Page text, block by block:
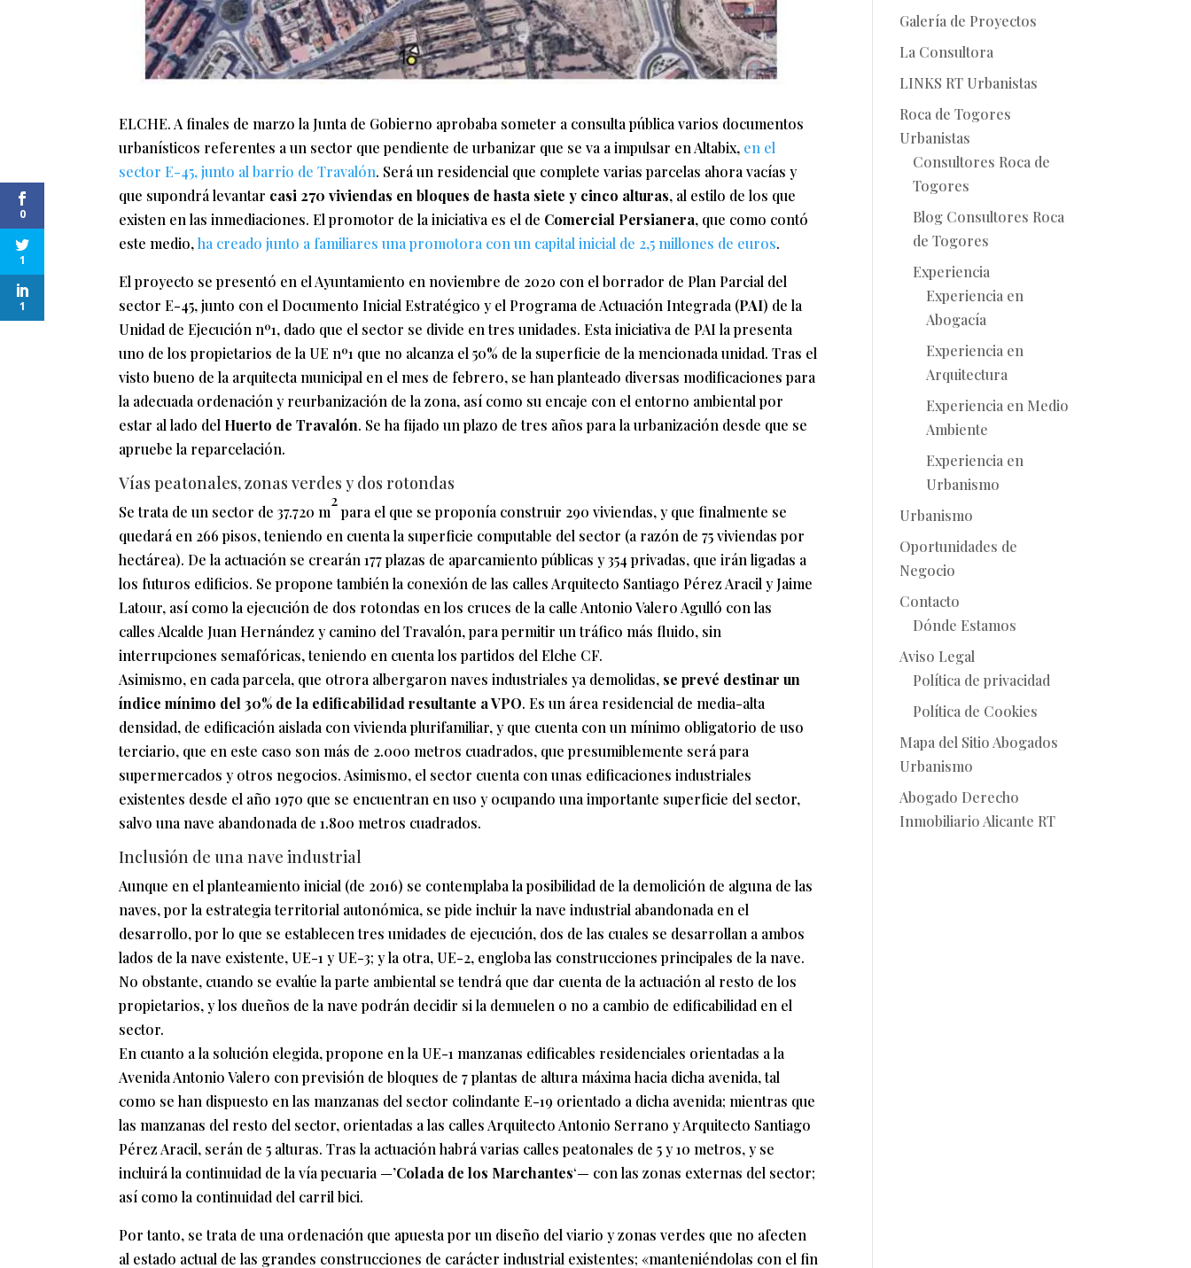
ELCHE. A finales de marzo la Junta de Gobierno aprobaba someter a consulta pública varios documentos
urbanísticos referentes a un sector que pendiente de urbanizar que se va a impulsar en Altabix, en el
sector E-45, junto al barrio de Travalón. Será un residencial que complete varias parcelas ahora vacías y
que supondrá levantar casi 270 viviendas en bloques de hasta siete y cinco alturas, al estilo de los que
existen en las inmediaciones. El promotor de la iniciativa es el de Comercial Persianera, que como contó
este medio,ha creado junto a familiares una promotora con un capital inicial de 2,5 millones de euros.
El proyecto se presentó en el Ayuntamiento en noviembre de 2020 con el borrador de Plan Parcial del
sector E-45, junto con el Documento Inicial Estratégico y el Programa de Actuación Integrada (PAI) de la
Unidad de Ejecución nº1, dado que el sector se divide en tres unidades. Esta iniciativa de PAI la presenta
uno de los propietarios de la UE nº1 que no alcanza el 50% de la superficie de la mencionada unidad. Tras el
visto bueno de la arquitecta municipal en el mes de febrero, se han planteado diversas modificaciones para
la adecuada ordenación y reurbanización de la zona, así como su encaje con el entorno ambiental por
estar al lado del Huerto de Travalón. Se ha fijado un plazo de tres años para la urbanización desde que se
apruebe la reparcelación.
Vías peatonales, zonas verdes y dos rotondas
Se trata de un sector de 37.720 m
2
para el que se proponía construir 290 viviendas, y que finalmente se
quedará en 266 pisos, teniendo en cuenta la superficie computable del sector (a razón de 75 viviendas por
hectárea). De la actuación se crearán 177 plazas de aparcamiento públicas y 354 privadas, que irán ligadas a
los futuros edificios. Se propone también la conexión de las calles Arquitecto Santiago Pérez Aracil y Jaime
Latour, así como la ejecución de dos rotondas en los cruces de la calle Antonio Valero Agulló con las
calles Alcalde Juan Hernández y camino del Travalón, para permitir un tráfico más fluido, sin
interrupciones semafóricas, teniendo en cuenta los partidos del Elche CF.
Asimismo, en cada parcela, que otrora albergaron naves industriales ya demolidas, se prevé destinar un
índice mínimo del 30% de la edificabilidad resultante a VPO. Es un área residencial de media-alta
densidad, de edificación aislada con vivienda plurifamiliar, y que cuenta con un mínimo obligatorio de uso
terciario, que en este caso son más de 2.000 metros cuadrados, que presumiblemente será para
supermercados y otros negocios. Asimismo, el sector cuenta con unas edificaciones industriales
existentes desde el año 1970 que se encuentran en uso y ocupando una importante superficie del sector,
salvo una nave abandonada de 1.800 metros cuadrados.
Inclusión de una nave industrial
Aunque en el planteamiento inicial (de 2016) se contemplaba la posibilidad de la demolición de alguna de las
naves, por la estrategia territorial autonómica, se pide incluir la nave industrial abandonada en el
desarrollo, por lo que se establecen tres unidades de ejecución, dos de las cuales se desarrollan a ambos
lados de la nave existente, UE-1 y UE-3; y la otra, UE-2, engloba las construcciones principales de la nave.
No obstante, cuando se evalúe la parte ambiental se tendrá que dar cuenta de la actuación al resto de los
propietarios, y los dueños de la nave podrán decidir si la demuelen o no a cambio de edificabilidad en el
sector.
En cuanto a la solución elegida, propone en la UE-1 manzanas edificables residenciales orientadas a la
Avenida Antonio Valero con previsión de bloques de 7 plantas de altura máxima hacia dicha avenida, tal
como se han dispuesto en las manzanas del sector colindante E-19 orientado a dicha avenida; mientras que
las manzanas del resto del sector, orientadas a las calles Arquitecto Antonio Serrano y Arquitecto Santiago
Pérez Aracil, serán de 5 alturas. Tras la actuación habrá varias calles peatonales de 5 y 10 metros, y se
incluirá la continuidad de la vía pecuaria —’Colada de los Marchantes‘— con las zonas externas del sector;
así como la continuidad del carril bici.
Por tanto, se trata de una ordenación que apuesta por un diseño del viario y zonas verdes que no afecten
al estado actual de las grandes construcciones de carácter industrial existentes; «manteniéndolas con el fin
Galería de Proyectos
La Consultora
LINKS RT Urbanistas
Roca de Togores
Urbanistas
Consultores Roca de
Togores
Blog Consultores Roca
de Togores
Experiencia
Experiencia en
Abogacía
Experiencia en
Arquitectura
Experiencia en Medio
Ambiente
Experiencia en
Urbanismo
Urbanismo
Oportunidades de
Negocio
Contacto
Dónde Estamos
Aviso Legal
Política de privacidad
Política de Cookies
Mapa del Sitio Abogados
Urbanismo
Abogado Derecho
Inmobiliario Alicante RT
0
1
1